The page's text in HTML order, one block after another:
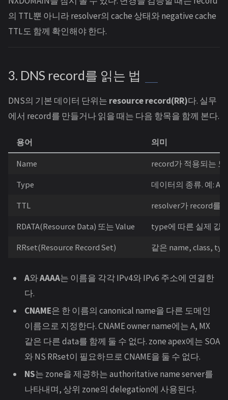
의 TTL뿐 아니라 resolver의 cache 상태와 negative cache
TTL도 함께 확인해야 한다.
3. DNS record를 읽는 법
DNS의 기본 데이터 단위는 resource record(RR)다. 실무
에서 record를 만들거나 읽을 때는 다음 항목을 함께 본다.
용어 의미
Name record가 적용되는
Type 데이터의 종류. 예: A,
TTL resolver가 record를
RDATA(Resource Data) 또는 Value type에 따른 실제 값
RRset(Resource Record Set) 같은 name, class,
A와AAAA는 이름을 각각 IPv4와 IPv6 주소에 연결한
다.
CNAME은 한 이름의 canonical name을 다른 도메인
이름으로 지정한다. CNAME owner name에는 A, MX
같은 다른 data를 함께 둘 수 없다. zone apex에는 SOA
와 NS RRset이 필요하므로 CNAME을 둘 수 없다.
NS는 zone을 제공하는 authoritative name server를
나타내며, 상위 zone의 delegation에 사용된다.